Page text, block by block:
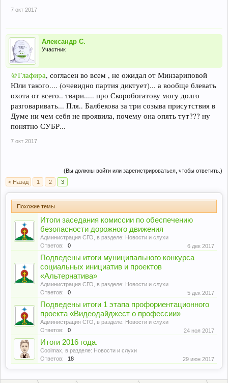
7 окт 2017
Александр С.
Участник
@Глафира, согласен во всем , не ожидал от Минзариповой
Юли такого.... (очевидно партия диктует)... а вообще блевать
охота от всего.. твари..... про Скоробогатову могу долго
разговаривать... Пля.. Балбекова за три созыва присутствия в
Думе ни чем себя не проявила, почему она опять тут??? ну
понятно СУБР...
7 окт 2017
(Вы должны войти или зарегистрироваться, чтобы ответить.)
< Назад
1 2 3
Похожие темы
Итоги заседания комиссии по обеспечению
безопасности дорожного движения
Администрация СГО , в разделе: Новости и слухи
Ответов:
0 6 дек 2017
Подведены итоги муниципального конкурса
социальных инициатив и проектов
«Альтернатива»
Администрация СГО , в разделе: Новости и слухи
Ответов:
0 5 дек 2017
Подведены итоги 1 этапа профориентационного
проекта «Видеодайджест о профессии»
Администрация СГО , в разделе: Новости и слухи
Ответов:
0 24 ноя 2017
Итоги 2016 года.
Coolmax , в разделе: Новости и слухи
Ответов:
18 29 июн 2017